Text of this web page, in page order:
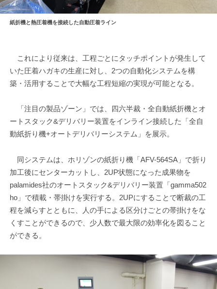
紙折機と熱圧着機を接続した自動圧着ライン
これにより従来は、工程ごとにタッチポイントが発生して
いた圧着ハガキの生産に対し、2つの自動化システムを構
築・活用することで大幅な工程短縮の実現が可能となる。
「注目の製品ゾーン」では、四六半裁・全自動紙折機とオ
ートスタック&デリバリー装置をインライン接続した「全自
動紙折り機+オートデリバリーシステム」を展示。
同システムは、ホリゾンの紙折り機「AFV-564SA」で折り
加工後にセンターカットし、2UP状態になった成果物を
palamides社のオートスタック&デリバリー装置「gamma502
ho」で積載・帯掛けを実行する。2UPにすることで断裁の工
程を減らすとともに、人の手による区分けごとの帯掛けをな
くすことができるので、少人数で最大限の効率化を図ること
ができる。